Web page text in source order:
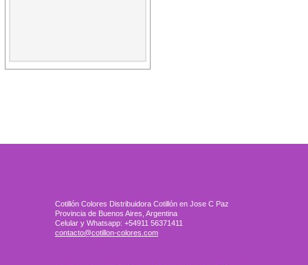
Cotillón Colores Distribuidora Cotillón en Jose C Paz
Provincia de Buenos Aires, Argentina
Celular y Whatsapp: +54911 56371411
contacto@cotillon-colores.com